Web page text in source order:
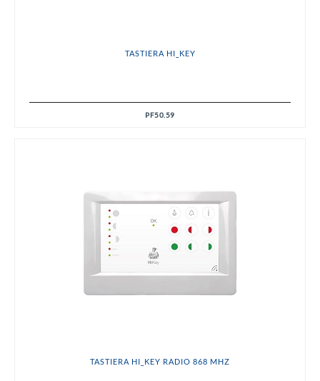
TASTIERA HI_KEY
PF50.59
TASTIERA HI_KEY RADIO 868 MHZ